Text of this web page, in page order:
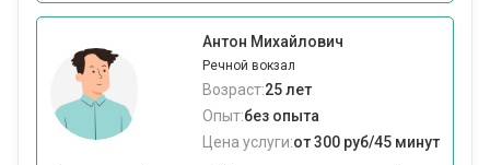
Антон Михайлович
Речной вокзал
Возраст:25 лет
Опыт:без опыта
Цена услуги:от 300 руб/45 минут